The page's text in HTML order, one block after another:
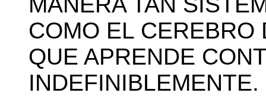
COMO EL CEREBRO
QUE APRENDE